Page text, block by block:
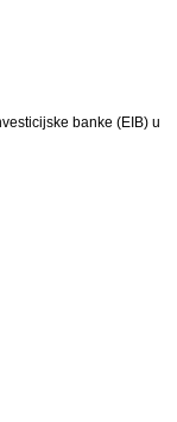
banke (EIB) u